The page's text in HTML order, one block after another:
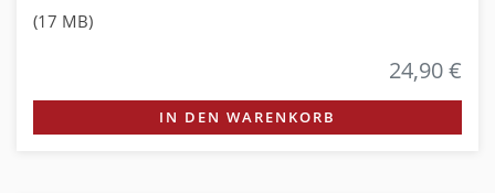
(17 MB)
24,90 €
IN DEN WARENKORB